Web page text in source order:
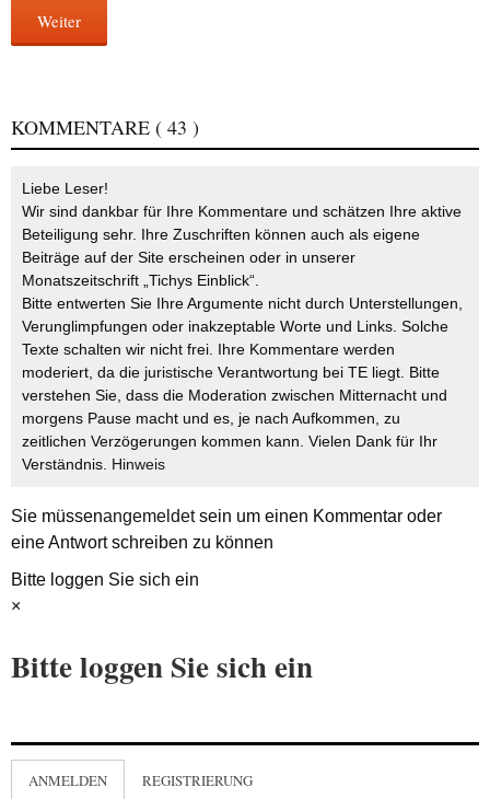
Weiter
KOMMENTARE ( 43 )
Liebe Leser!
Wir sind dankbar für Ihre Kommentare und schätzen Ihre aktive
Beteiligung sehr. Ihre Zuschriften können auch als eigene
Beiträge auf der Site erscheinen oder in unserer
Monatszeitschrift „Tichys Einblick“.
Bitte entwerten Sie Ihre Argumente nicht durch Unterstellungen,
Verunglimpfungen oder inakzeptable Worte und Links. Solche
Texte schalten wir nicht frei. Ihre Kommentare werden
moderiert, da die juristische Verantwortung bei TE liegt. Bitte
verstehen Sie, dass die Moderation zwischen Mitternacht und
morgens Pause macht und es, je nach Aufkommen, zu
zeitlichen Verzögerungen kommen kann. Vielen Dank für Ihr
Verständnis. Hinweis
Sie müssenangemeldetsein um einen Kommentar oder
eine Antwort schreiben zu können
Bitte loggen Sie sich ein
×
Bitte loggen Sie sich ein
ANMELDEN REGISTRIERUNG